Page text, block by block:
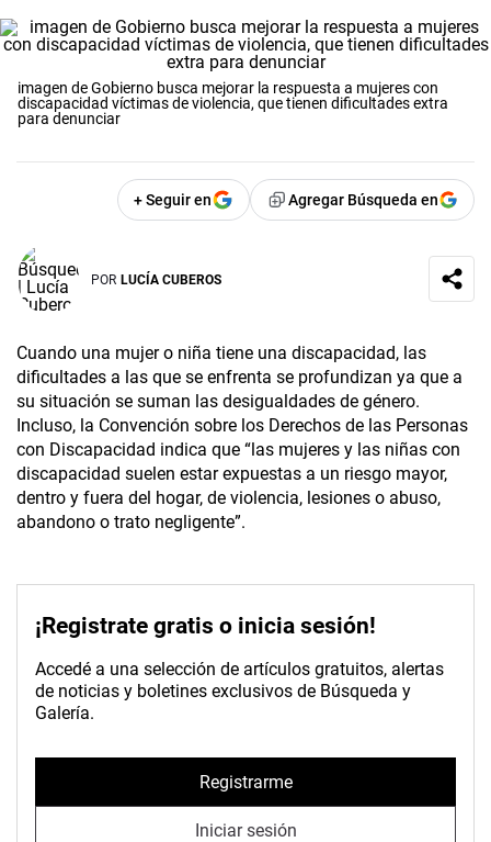
imagen de Gobierno busca mejorar la respuesta a mujeres con
discapacidad víctimas de violencia, que tienen dificultades extra
para denunciar
+ Seguir en Agregar Búsqueda en
POR LUCÍA CUBEROS
Cuando una mujer o niña tiene una discapacidad, las
dificultades a las que se enfrenta se profundizan ya que a
su situación se suman las desigualdades de género.
Incluso, la Convención sobre los Derechos de las Personas
con Discapacidad indica que “las mujeres y las niñas con
discapacidad suelen estar expuestas a un riesgo mayor,
dentro y fuera del hogar, de violencia, lesiones o abuso,
abandono o trato negligente”.
¡Registrate gratis o inicia sesión!
Accedé a una selección de artículos gratuitos, alertas
de noticias y boletines exclusivos de Búsqueda y
Galería.
Registrarme
Iniciar sesión